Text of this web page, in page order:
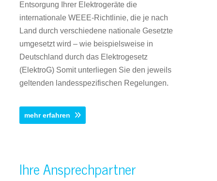
Entsorgung Ihrer Elektrogeräte die
internationale WEEE-Richtlinie, die je nach
Land durch verschiedene nationale Gesetzte
umgesetzt wird – wie beispielsweise in
Deutschland durch das Elektrogesetz
(ElektroG) Somit unterliegen Sie den jeweils
geltenden landesspezifischen Regelungen.
mehr erfahren
Ihre Ansprechpartner